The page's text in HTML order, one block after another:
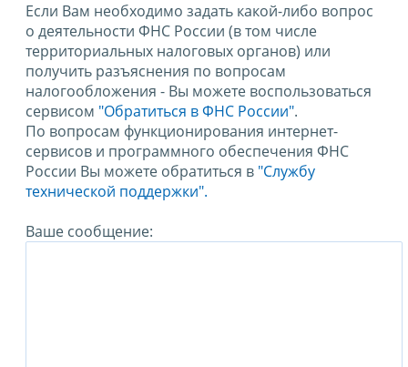
Если Вам необходимо задать какой-либо вопрос
о деятельности ФНС России (в том числе
территориальных налоговых органов) или
получить разъяснения по вопросам
налогообложения - Вы можете воспользоваться
сервисом "Обратиться в ФНС России".
По вопросам функционирования интернет-
сервисов и программного обеспечения ФНС
России Вы можете обратиться в "Службу
технической поддержки".
Ваше сообщение: